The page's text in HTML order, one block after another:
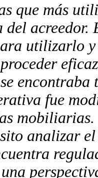
que más
del
utilizarlo
fue
analizar